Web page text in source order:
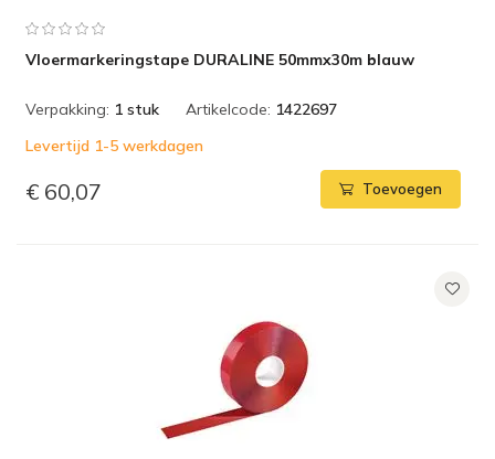
Vloermarkeringstape DURALINE 50mmx30m blauw
Verpakking: 1 stuk Artikelcode: 1422697
Levertijd 1-5 werkdagen
€ 60,07 Toevoegen